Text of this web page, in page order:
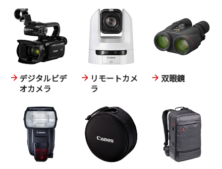
デジタルビデ
オカメラ
リモートカメ
ラ
双眼鏡